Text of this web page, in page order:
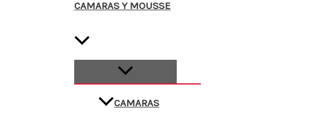
CAMARAS Y MOUSSE
CAMARAS